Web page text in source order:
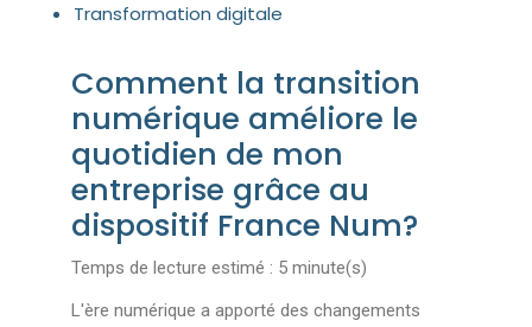
Transformation digitale
Comment la transition
numérique améliore le
quotidien de mon
entreprise grâce au
dispositif France Num?
Temps de lecture estimé : 5 minute(s)
L'ère numérique a apporté des changements